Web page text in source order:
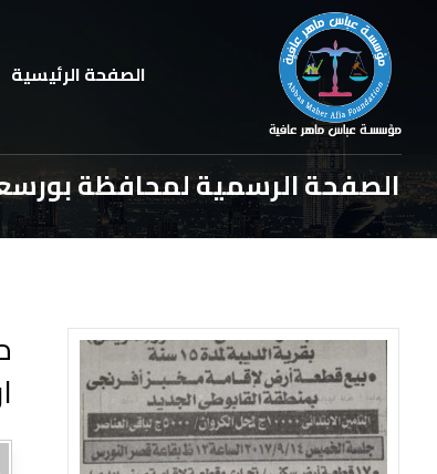
الصفحة الرئيسية
الصفحة الرسمية لمحافظة